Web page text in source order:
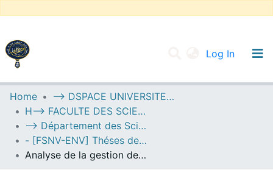
Log In
UNIVERSITY OF D.L SIDI BEL ABBES
Communities & Collections
All of DSpace
Statistics
Home
--> DSPACE UNIVERSITE DJILALLI LIABES DE SIDI BEL ABBES
H--> FACULTE DES SCIENCES DE LA NATURE ET DE LA VIE
--> Département des Sciences de l’Environnement
- [FSNV-ENV] Théses de Master II
Analyse de la gestion des stocks de l'eau potable de la région de Ben Badis ( Wilaya de Sidi Bel Abbes )